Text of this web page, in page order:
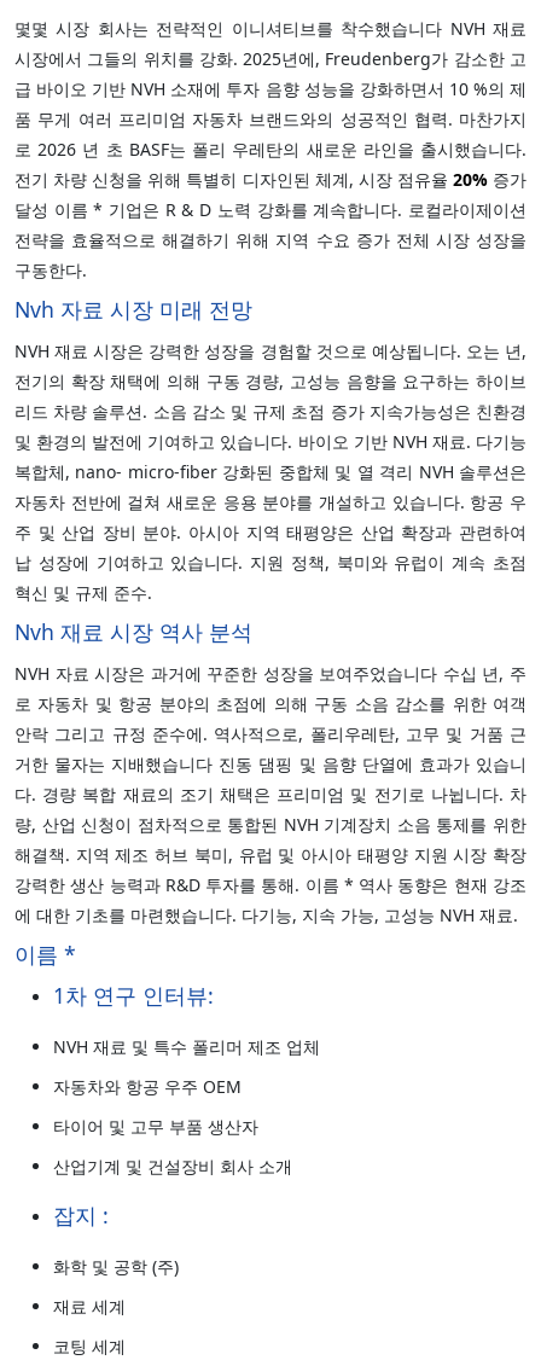
몇몇 시장 회사는 전략적인 이니셔티브를 착수했습니다 NVH 재료
시장에서 그들의 위치를 강화. 2025년에, Freudenberg가 감소한 고
급 바이오 기반 NVH 소재에 투자 음향 성능을 강화하면서 10 %의 제
품 무게 여러 프리미엄 자동차 브랜드와의 성공적인 협력. 마찬가지
로 2026 년 초 BASF는 폴리 우레탄의 새로운 라인을 출시했습니다.
전기 차량 신청을 위해 특별히 디자인된 체계, 시장 점유율 20%증가
달성 이름 * 기업은 R & D 노력 강화를 계속합니다. 로컬라이제이션
전략을 효율적으로 해결하기 위해 지역 수요 증가 전체 시장 성장을
구동한다.
Nvh 자료 시장 미래 전망
NVH 재료 시장은 강력한 성장을 경험할 것으로 예상됩니다. 오는 년,
전기의 확장 채택에 의해 구동 경량, 고성능 음향을 요구하는 하이브
리드 차량 솔루션. 소음 감소 및 규제 초점 증가 지속가능성은 친환경
및 환경의 발전에 기여하고 있습니다. 바이오 기반 NVH 재료. 다기능
복합체, nano- micro-fiber 강화된 중합체 및 열 격리 NVH 솔루션은
자동차 전반에 걸쳐 새로운 응용 분야를 개설하고 있습니다. 항공 우
주 및 산업 장비 분야. 아시아 지역 태평양은 산업 확장과 관련하여
납 성장에 기여하고 있습니다. 지원 정책, 북미와 유럽이 계속 초점
혁신 및 규제 준수.
Nvh 재료 시장 역사 분석
NVH 자료 시장은 과거에 꾸준한 성장을 보여주었습니다 수십 년, 주
로 자동차 및 항공 분야의 초점에 의해 구동 소음 감소를 위한 여객
안락 그리고 규정 준수에. 역사적으로, 폴리우레탄, 고무 및 거품 근
거한 물자는 지배했습니다 진동 댐핑 및 음향 단열에 효과가 있습니
다. 경량 복합 재료의 조기 채택은 프리미엄 및 전기로 나뉩니다. 차
량, 산업 신청이 점차적으로 통합된 NVH 기계장치 소음 통제를 위한
해결책. 지역 제조 허브 북미, 유럽 및 아시아 태평양 지원 시장 확장
강력한 생산 능력과 R&D 투자를 통해. 이름 * 역사 동향은 현재 강조
에 대한 기초를 마련했습니다. 다기능, 지속 가능, 고성능 NVH 재료.
이름 *
1차 연구 인터뷰:
NVH 재료 및 특수 폴리머 제조 업체
자동차와 항공 우주 OEM
타이어 및 고무 부품 생산자
산업기계 및 건설장비 회사 소개
잡지 :
화학 및 공학 (주)
재료 세계
코팅 세계